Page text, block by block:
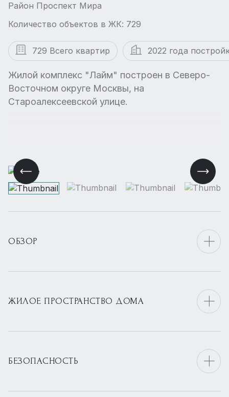
Район Проспект Мира
Количество объектов в ЖК: 729
729 Всего квартир 2022 года
Жилой комплекс "Лайм" построен в Северо-
Восточном округе Москвы, на
Староалексеевской улице.
ОБЗОР
ЖИЛОЕ ПРОСТРАНСТВО ДОМА
БЕЗОПАСНОСТЬ